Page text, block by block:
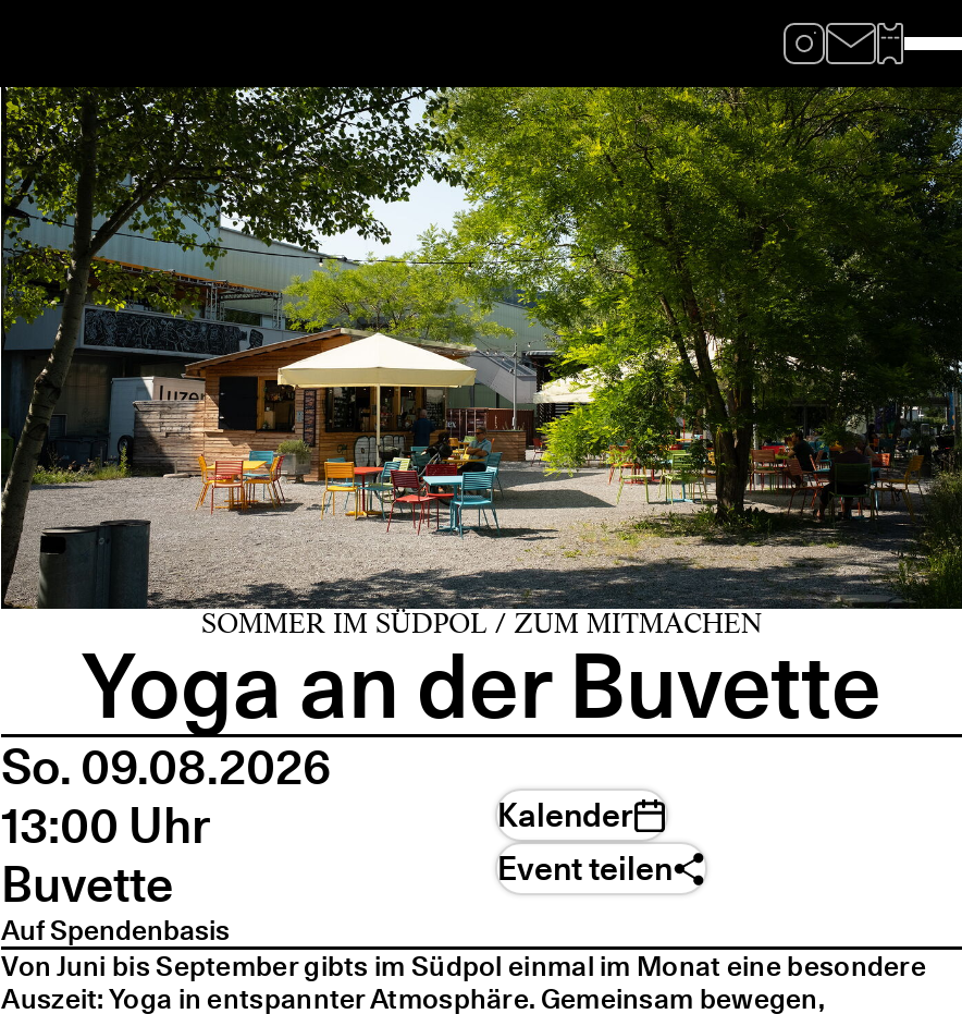
SOMMER IM SÜDPOL / ZUM MITMACHEN
Yoga an der Buvette
So. 09.08.2026
13:00 Uhr
Buvette
Auf Spendenbasis
Kalender
Event teilen
Von Juni bis September gibts im Südpol einmal im Monat eine besondere
Auszeit: Yoga in entspannter Atmosphäre. Gemeinsam bewegen,